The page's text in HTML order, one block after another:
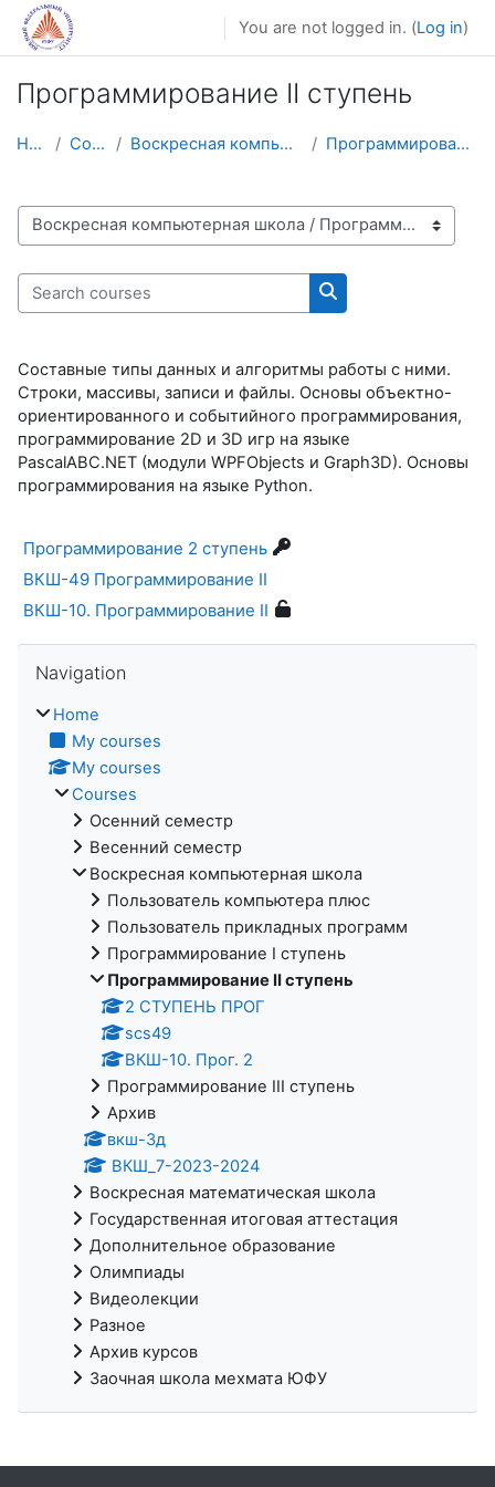
Skip to main content
You are not logged in. (Log in)
Программирование II ступень
Home Courses Воскресная компьютерная школа Программирование II ступень
Course categories
Search courses
Search courses
Составные типы данных и алгоритмы работы с ними.
Строки, массивы, записи и файлы. Основы объектно-
ориентированного и событийного программирования,
программирование 2D и 3D игр на языке
PascalABC.NET (модули WPFOb­jects и Graph3D). Основы
программирования на языке Python.
Программирование 2 ступень
ВКШ-49 Программирование II
ВКШ-10. Программирование II
Navigation
Home
My courses
My courses
Courses
Осенний семестр
Весенний семестр
Воскресная компьютерная школа
Пользователь компьютера плюс
Пользователь прикладных программ
Программирование I ступень
Программирование II ступень
2 СТУПЕНЬ ПРОГ
scs49
ВКШ-10. Прог. 2
Программирование III ступень
Архив
вкш-3д
ВКШ_7-2023-2024
Воскресная математическая школа
Государственная итоговая аттестация
Дополнительное образование
Олимпиады
Видеолекции
Разное
Архив курсов
Заочная школа мехмата ЮФУ